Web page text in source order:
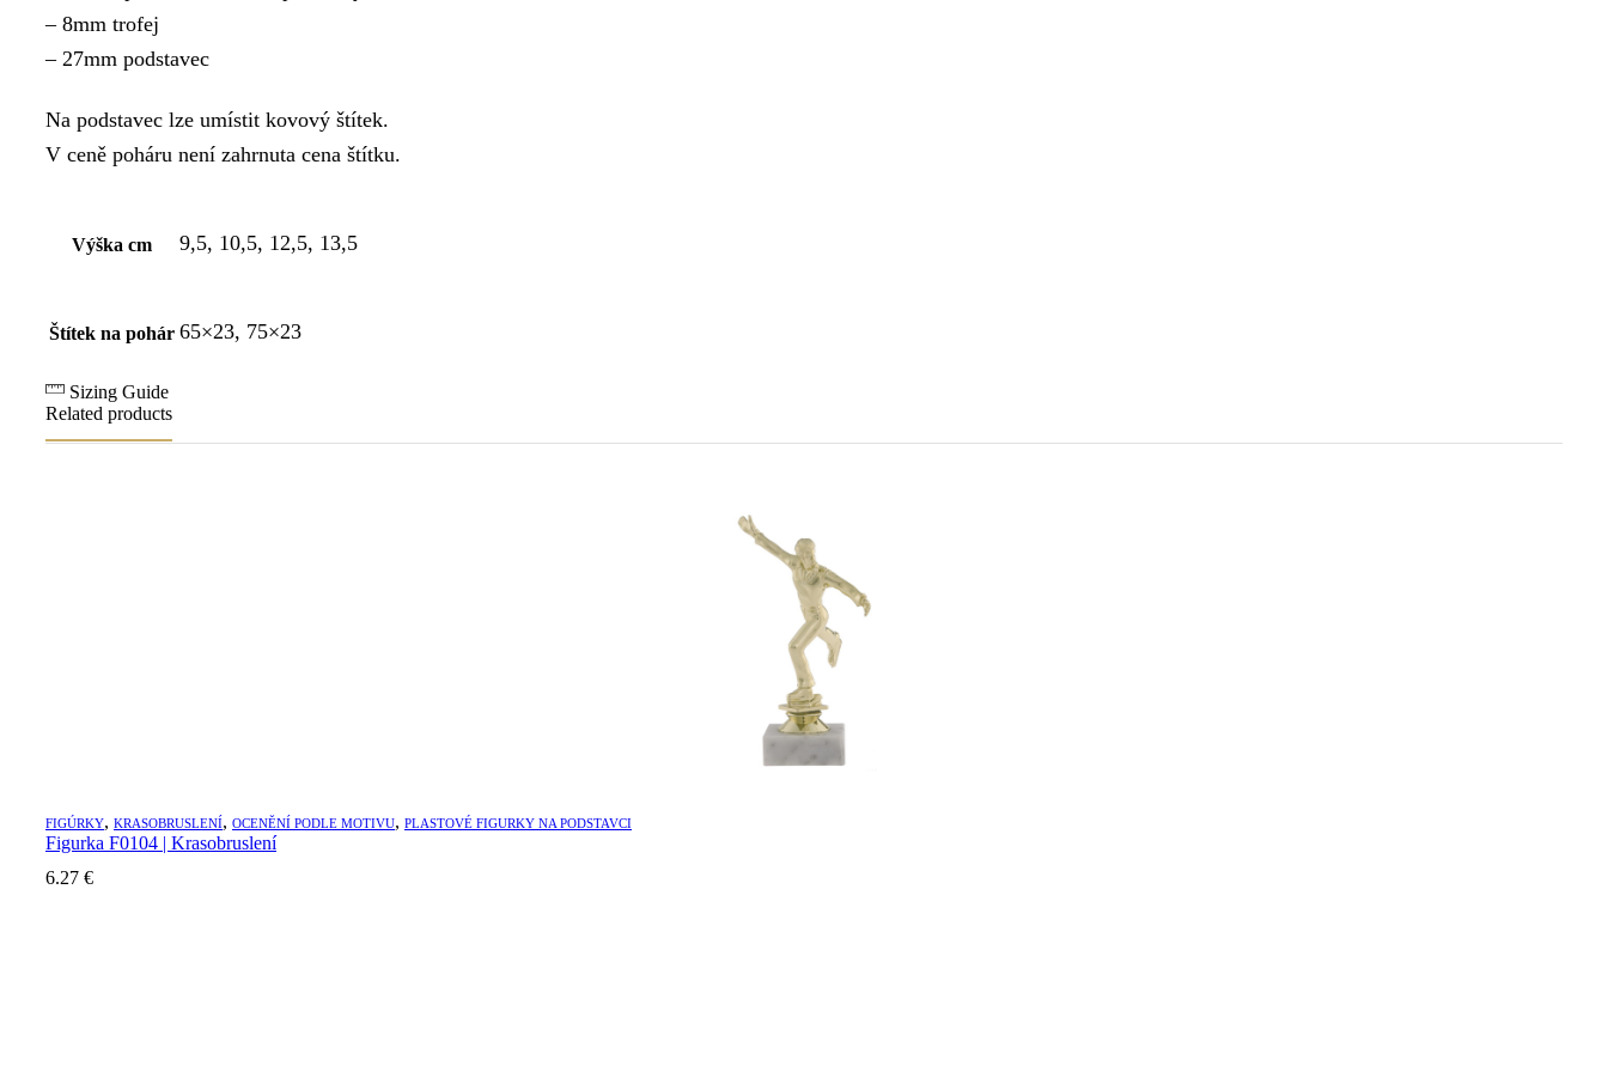
– 8mm trofej
– 27mm podstavec
Na podstavec lze umístit kovový štítek.
V ceně poháru není zahrnuta cena štítku.
Výška cm 9,5, 10,5, 12,5, 13,5
Štítek na pohár 65×23, 75×23
Sizing Guide
Related products
FIGÚRKY, KRASOBRUSLENÍ, OCENĚNÍ PODLE MOTIVU, PLASTOVÉ FIGURKY NA PODSTAVCI
Figurka F0104 | Krasobruslení
6.27 €